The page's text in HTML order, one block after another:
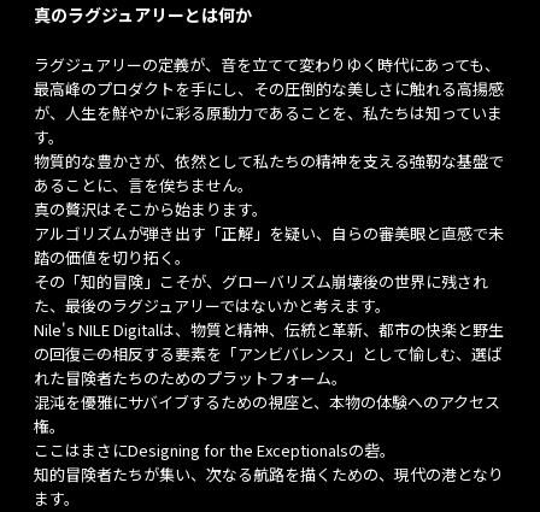
真のラグジュアリーとは何か
ラグジュアリーの定義が、音を立てて変わりゆく時代にあっても、
最高峰のプロダクトを手にし、その圧倒的な美しさに触れる高揚感
が、人生を鮮やかに彩る原動力であることを、私たちは知っていま
す。
物質的な豊かさが、依然として私たちの精神を支える強靭な基盤で
あることに、言を俟ちません。
真の贅沢はそこから始まります。
アルゴリズムが弾き出す「正解」を疑い、自らの審美眼と直感で未
踏の価値を切り拓く。
その「知的冒険」こそが、グローバリズム崩壊後の世界に残され
た、最後のラグジュアリーではないかと考えます。
Nile's NILE Digitalは、物質と精神、伝統と革新、都市の快楽と野生
の回復――この相反する要素を「アンビバレンス」として愉しむ、選ば
れた冒険者たちのためのプラットフォーム。
混沌を優雅にサバイブするための視座と、本物の体験へのアクセス
権。
ここはまさにDesigning for the Exceptionalsの砦。
知的冒険者たちが集い、次なる航路を描くための、現代の港となり
ます。